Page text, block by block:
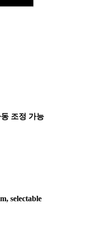
조정 가능
selectable